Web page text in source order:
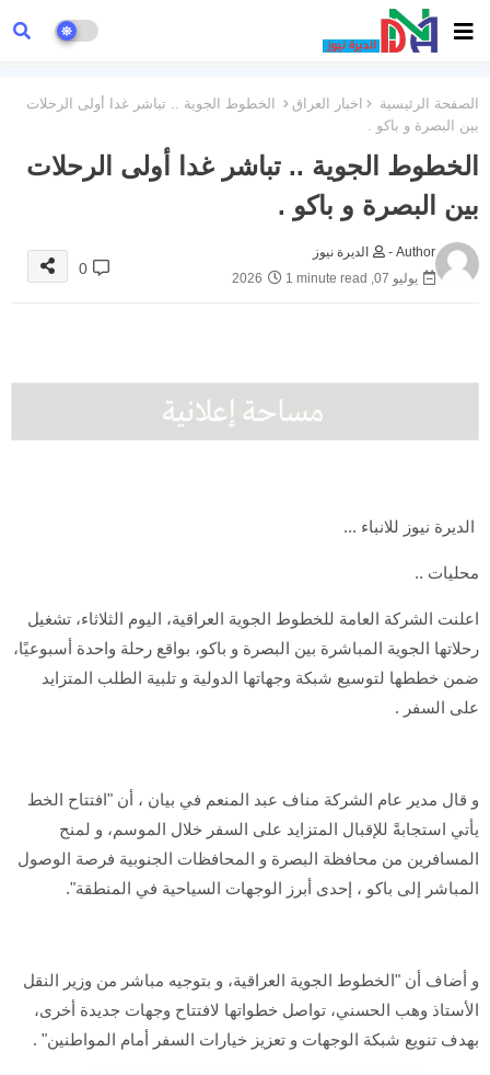
الصفحة الرئيسية اخبار العراق
الخطوط الجوية .. تباشر غدا أولى الرحلات
بين البصرة و باكو .
الخطوط الجوية .. تباشر غدا أولى الرحلات
بين البصرة و باكو .
Author -
الديرة نيوز
يوليو 07, 2026
1 minute read
0
الديرة نيوز للانباء ...
محليات ..
اعلنت الشركة العامة للخطوط الجوية العراقية، اليوم الثلاثاء، تشغيل
رحلاتها الجوية المباشرة بين البصرة و باكو، بواقع رحلة واحدة أسبوعيًا،
ضمن خططها لتوسيع شبكة وجهاتها الدولية و تلبية الطلب المتزايد
على السفر .
و قال مدير عام الشركة مناف عبد المنعم في بيان ، أن "افتتاح الخط
يأتي استجابةً للإقبال المتزايد على السفر خلال الموسم، و لمنح
المسافرين من محافظة البصرة و المحافظات الجنوبية فرصة الوصول
المباشر إلى باكو ، إحدى أبرز الوجهات السياحية في المنطقة".
و أضاف أن "الخطوط الجوية العراقية، و بتوجيه مباشر من وزير النقل
الأستاذ وهب الحسني، تواصل خطواتها لافتتاح وجهات جديدة أخرى،
بهدف تنويع شبكة الوجهات و تعزيز خيارات السفر أمام المواطنين" .